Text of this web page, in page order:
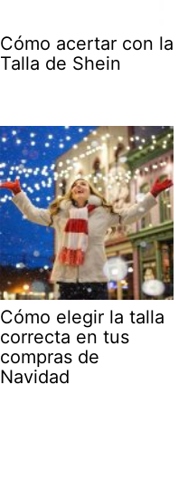
Cómo acertar con la
Talla de Shein
Cómo elegir la talla
correcta en tus
compras de
Navidad